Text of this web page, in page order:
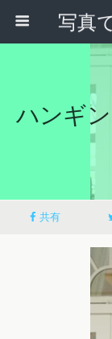
ハンギ
共有